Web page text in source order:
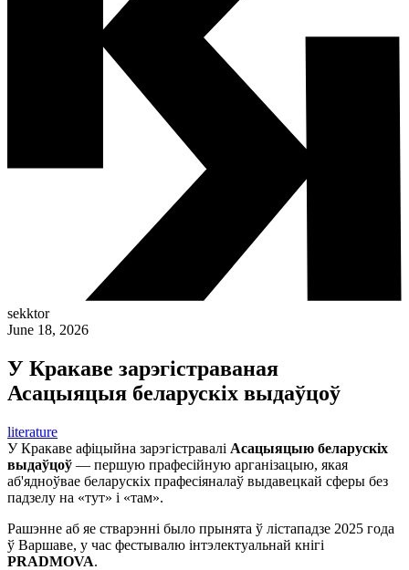
sekktor
June 18, 2026
У Кракаве зарэгістраваная
Асацыяцыя беларускіх выдаўцоў
literature
У Кракаве афіцыйна зарэгістравалі Асацыяцыю беларускіх
выдаўцоў — першую прафесійную арганізацыю, якая
аб'ядноўвае беларускіх прафесіяналаў выдавецкай сферы без
падзелу на «тут» і «там».
Рашэнне аб яе стварэнні было прынята ў лістападзе 2025 года
ў Варшаве, у час фестывалю інтэлектуальнай кнігі
PRADMOVA.